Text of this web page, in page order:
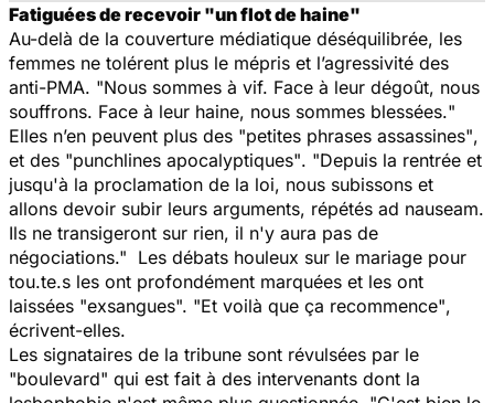
Fatiguées de recevoir "un flot de haine"
Au-delà de la couverture médiatique déséquilibrée, les
femmes ne tolérent plus le mépris et l’agressivité des
anti-PMA. "Nous sommes à vif. Face à leur dégoût, nous
souffrons. Face à leur haine, nous sommes blessées."
Elles n’en peuvent plus des "petites phrases assassines",
et des "punchlines apocalyptiques". "Depuis la rentrée et
jusqu'à la proclamation de la loi, nous subissons et
allons devoir subir leurs arguments, répétés ad nauseam.
Ils ne transigeront sur rien, il n'y aura pas de
négociations." Les débats houleux sur le mariage pour
tou.te.s les ont profondément marquées et les ont
laissées "exsangues". "Et voilà que ça recommence",
écrivent-elles.
Les signataires de la tribune sont révulsées par le
"boulevard" qui est fait à des intervenants dont la